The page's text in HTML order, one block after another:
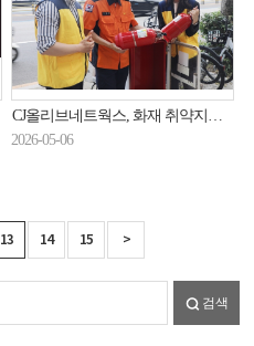
CJ올리브네트웍스, 화재 취약지역 '보이는 소화기' 점검
2026-05-06
13 14 15 >
검색